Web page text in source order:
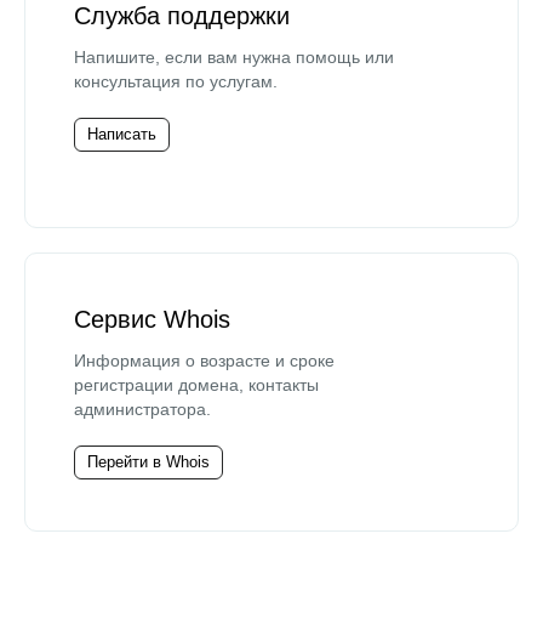
Служба поддержки
Напишите, если вам нужна помощь или
консультация по услугам.
Написать
Сервис Whois
Информация о возрасте и сроке
регистрации домена, контакты
администратора.
Перейти в Whois